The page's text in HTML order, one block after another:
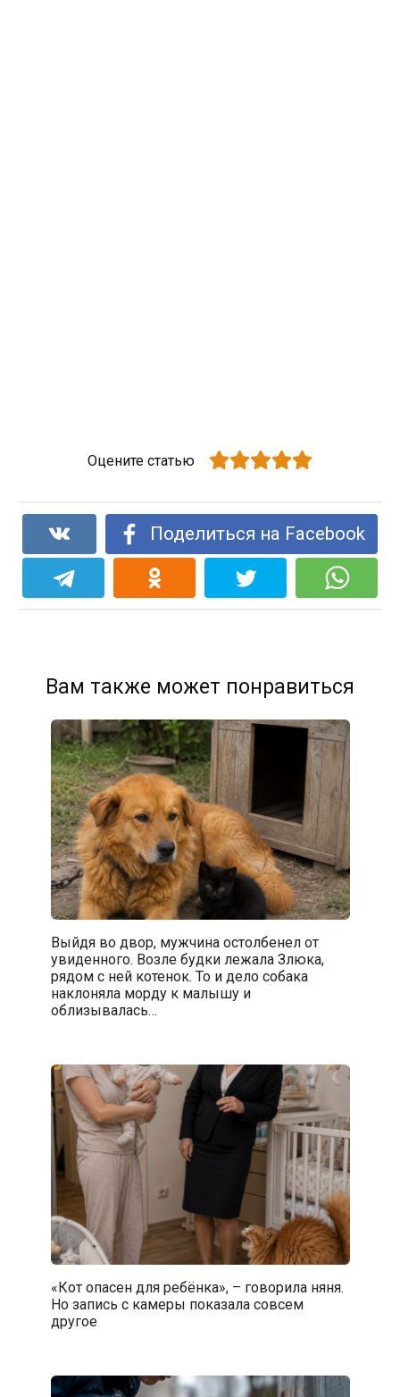
Оцените статью
Поделиться на Facebook
Вам также может понравиться
Выйдя во двор, мужчина остолбенел от
увиденного. Возле будки лежала Злюка,
рядом с ней котенок. То и дело собака
наклоняла морду к малышу и
облизывалась…
«Кот опасен для ребёнка», – говорила няня.
Но запись с камеры показала совсем
другое